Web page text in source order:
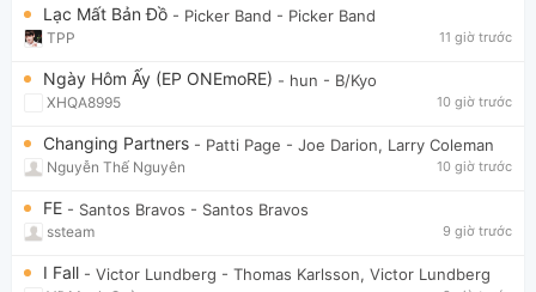
Lạc Mất Bản Đồ - Picker Band - Picker Band
TPP 11 giờ trước
Ngày Hôm Ấy (EP ONEmoRE) - hun - B/Kyo
XHQA8995 10 giờ trước
Changing Partners - Patti Page - Joe Darion, Larry Coleman
Nguyễn Thế Nguyên 10 giờ trước
FE - Santos Bravos - Santos Bravos
ssteam 9 giờ trước
I Fall - Victor Lundberg - Thomas Karlsson, Victor Lundberg